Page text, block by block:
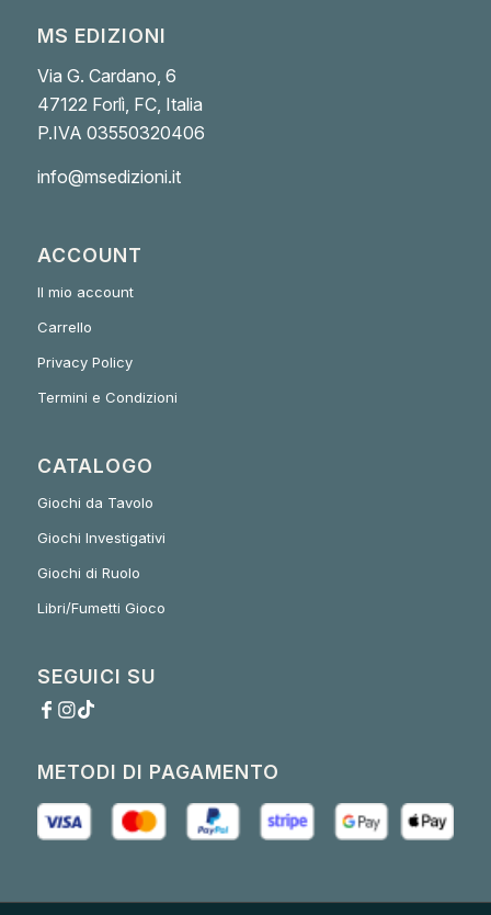
MS EDIZIONI
Via G. Cardano, 6
47122 Forlì, FC, Italia
P.IVA 03550320406
info@msedizioni.it
ACCOUNT
Il mio account
Carrello
Privacy Policy
Termini e Condizioni
CATALOGO
Giochi da Tavolo
Giochi Investigativi
Giochi di Ruolo
Libri/Fumetti Gioco
SEGUICI SU
METODI DI PAGAMENTO